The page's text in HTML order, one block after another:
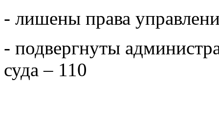
- лишены права
- подвергнуты
суда – 110